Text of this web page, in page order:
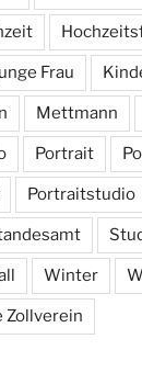
Frau
Mettmann
Portrait
Portraitstudio
Winter
Zollverein